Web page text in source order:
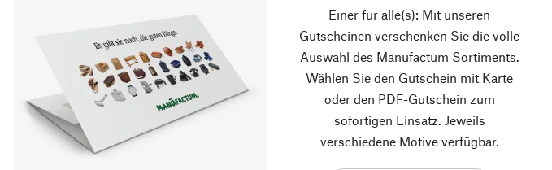
Einer für alle(s): Mit unseren
Gutscheinen verschenken Sie die volle
Auswahl des Manufactum Sortiments.
Wählen Sie den Gutschein mit Karte
oder den PDF-Gutschein zum
sofortigen Einsatz. Jeweils
verschiedene Motive verfügbar.